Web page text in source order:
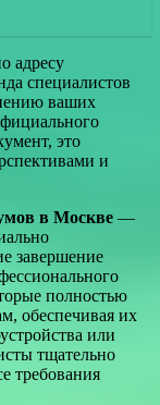
адресу
специалистов
ваших
это
и
в Москве —
завершение
полностью
обеспечивая их
или
тщательно
требования